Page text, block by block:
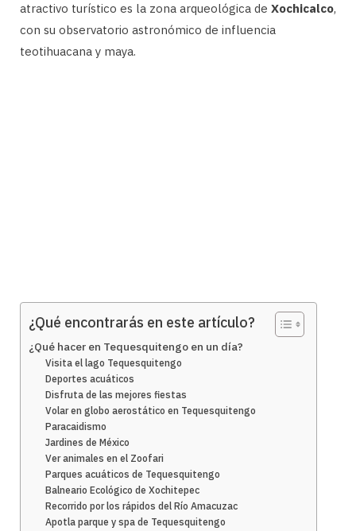
atractivo turístico es la zona arqueológica de Xochicalco,
con su observatorio astronómico de influencia
teotihuacana y maya.
¿Qué encontrarás en este artículo?
¿Qué hacer en Tequesquitengo en un día?
Visita el lago Tequesquitengo
Deportes acuáticos
Disfruta de las mejores fiestas
Volar en globo aerostático en Tequesquitengo
Paracaidismo
Jardines de México
Ver animales en el Zoofari
Parques acuáticos de Tequesquitengo
Balneario Ecológico de Xochitepec
Recorrido por los rápidos del Río Amacuzac
Apotla parque y spa de Tequesquitengo